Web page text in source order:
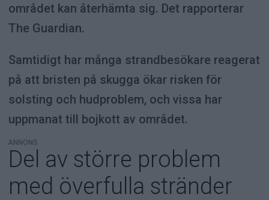
området kan återhämta sig. Det rapporterar
The Guardian.
Samtidigt har många strandbesökare reagerat
på att bristen på skugga ökar risken för
solsting och hudproblem, och vissa har
uppmanat till bojkott av området.
ANNONS
Del av större problem
med överfulla stränder